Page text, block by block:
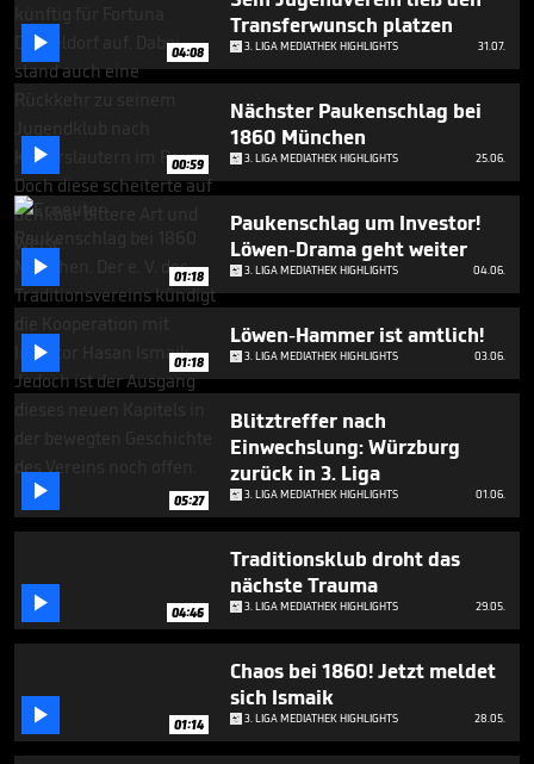
49
seconds
 04:08
Transferwunsch platzen
3. LIGA MEDIATHEK HIGHLIGHTS 31.07.
 00:59
Nächster Paukenschlag bei
1860 München
3. LIGA MEDIATHEK HIGHLIGHTS 25.06.
 01:18
Paukenschlag um Investor!
Löwen-Drama geht weiter
3. LIGA MEDIATHEK HIGHLIGHTS 04.06.
 01:18
Löwen-Hammer ist amtlich!
3. LIGA MEDIATHEK HIGHLIGHTS 03.06.
 05:27
Blitztreffer nach
Einwechslung: Würzburg
zurück in 3. Liga
3. LIGA MEDIATHEK HIGHLIGHTS 01.06.
 04:46
Traditionsklub droht das
nächste Trauma
3. LIGA MEDIATHEK HIGHLIGHTS 29.05.
 01:14
Chaos bei 1860! Jetzt meldet
sich Ismaik
3. LIGA MEDIATHEK HIGHLIGHTS 28.05.